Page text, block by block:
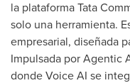
la plataforma Tata
solo una herramienta.
empresarial, diseñada
Impulsada por Agentic
donde Voice AI se